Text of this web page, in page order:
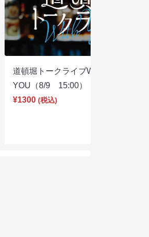
道頓堀トークライブWITH
YOU（8/9 15:00）
¥1300 (税込)